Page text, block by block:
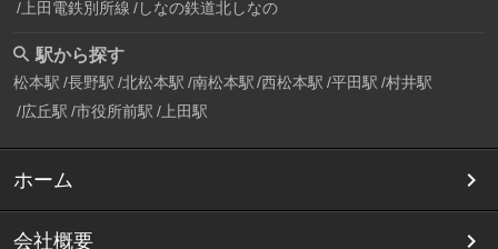
上田電鉄別所線 しなの鉄道北しなの
駅から探す
松本駅 長野駅 北松本駅 南松本駅 西松本駅 平田駅 村井駅
広丘駅 市役所前駅 上田駅
ホーム
会社概要